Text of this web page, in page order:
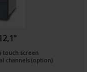
touch screen
channels (option)